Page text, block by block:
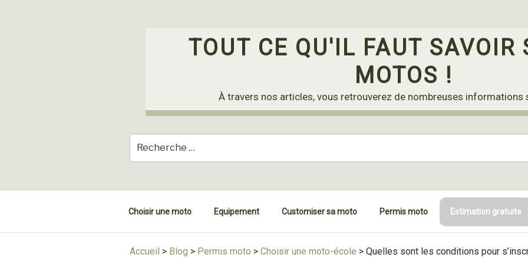
TOUT CE QU'IL FAUT SAVOIR
MOTOS !
À travers nos articles, vous retrouverez de nombreuses informations
Choisir une moto Equipement Customiser sa moto Permis moto Estimation gratuite
Accueil > Blog > Permis moto > Choisir une moto-école > Quelles sont les conditions pour